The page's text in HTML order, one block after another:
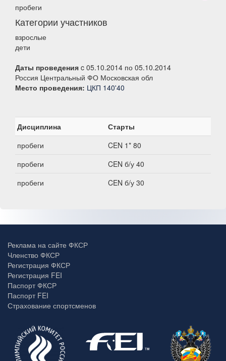
пробеги
Категории участников
взрослые
дети
Даты проведения c 05.10.2014 по 05.10.2014
Россия Центральный ФО Московская обл
Место проведения: ЦКП 140'40
Дисциплина
Старты
пробеги
CEN 1* 80
пробеги
CEN б/у 40
пробеги
CEN б/у 30
Реклама на сайте ФКСР
Членство ФКСР
Регистрация ФКСР
Регистрация FEI
Паспорт ФКСР
Паспорт FEI
Страхование спортсменов